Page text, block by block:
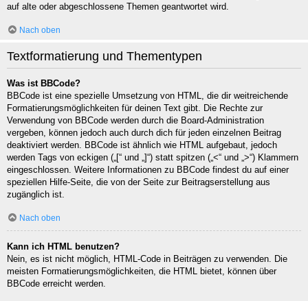
auf alte oder abgeschlossene Themen geantwortet wird.
Nach oben
Textformatierung und Thementypen
Was ist BBCode?
BBCode ist eine spezielle Umsetzung von HTML, die dir weitreichende
Formatierungsmöglichkeiten für deinen Text gibt. Die Rechte zur
Verwendung von BBCode werden durch die Board-Administration
vergeben, können jedoch auch durch dich für jeden einzelnen Beitrag
deaktiviert werden. BBCode ist ähnlich wie HTML aufgebaut, jedoch
werden Tags von eckigen („[“ und „]“) statt spitzen („<“ und „>“) Klammern
eingeschlossen. Weitere Informationen zu BBCode findest du auf einer
speziellen Hilfe-Seite, die von der Seite zur Beitragserstellung aus
zugänglich ist.
Nach oben
Kann ich HTML benutzen?
Nein, es ist nicht möglich, HTML-Code in Beiträgen zu verwenden. Die
meisten Formatierungsmöglichkeiten, die HTML bietet, können über
BBCode erreicht werden.